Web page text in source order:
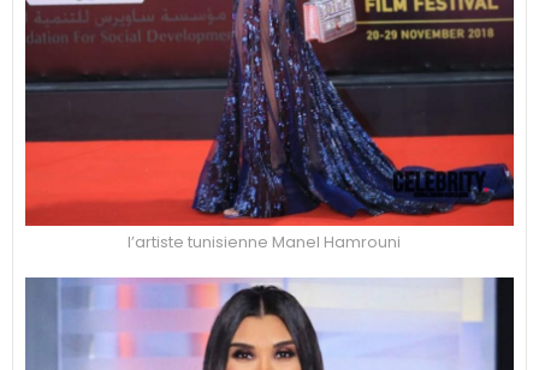
l’artiste tunisienne Manel Hamrouni